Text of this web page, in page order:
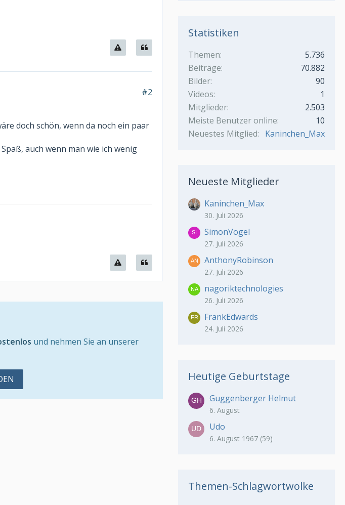
#2
doch schön, wenn da noch ein paar
auch wenn man wie ich wenig
und nehmen Sie an unserer
Statistiken
Themen
5.736
Beiträge
70.882
Bilder
90
Videos
1
Mitglieder
2.503
Meiste Benutzer online
10
Neuestes Mitglied
Kaninchen_Max
Neueste Mitglieder
Kaninchen_Max
30. Juli 2026
SimonVogel
27. Juli 2026
AnthonyRobinson
27. Juli 2026
nagoriktechnologies
26. Juli 2026
FrankEdwards
24. Juli 2026
Heutige Geburtstage
Guggenberger Helmut
6. August
Udo
6. August 1967 (59)
Themen-Schlagwortwolke